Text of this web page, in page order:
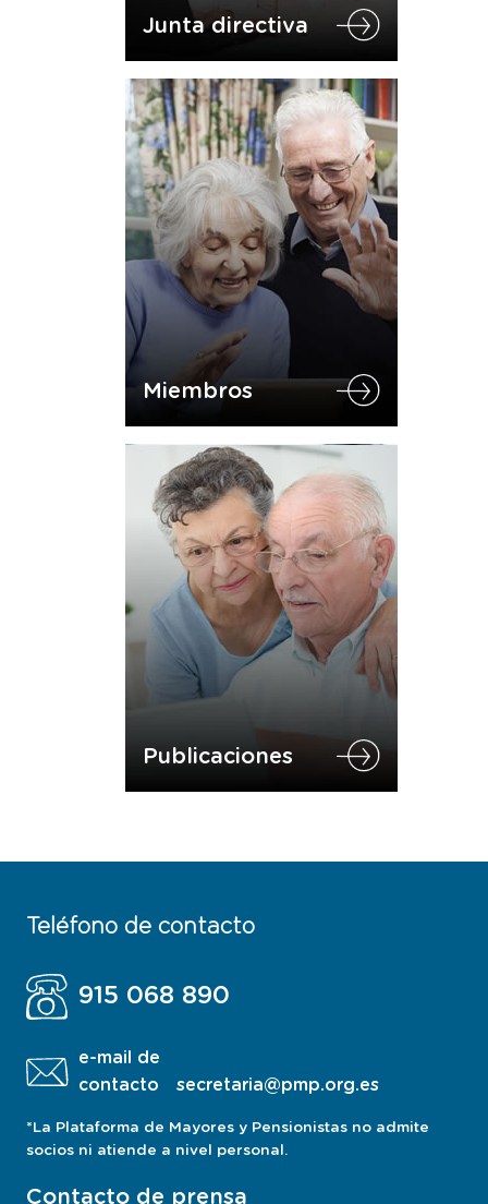
Junta directiva
Miembros
Publicaciones
Teléfono de contacto
915 068 890
e-mail de
contacto
secretaria@pmp.org.es
*La Plataforma de Mayores y Pensionistas no admite
socios ni atiende a nivel personal.
Contacto de prensa